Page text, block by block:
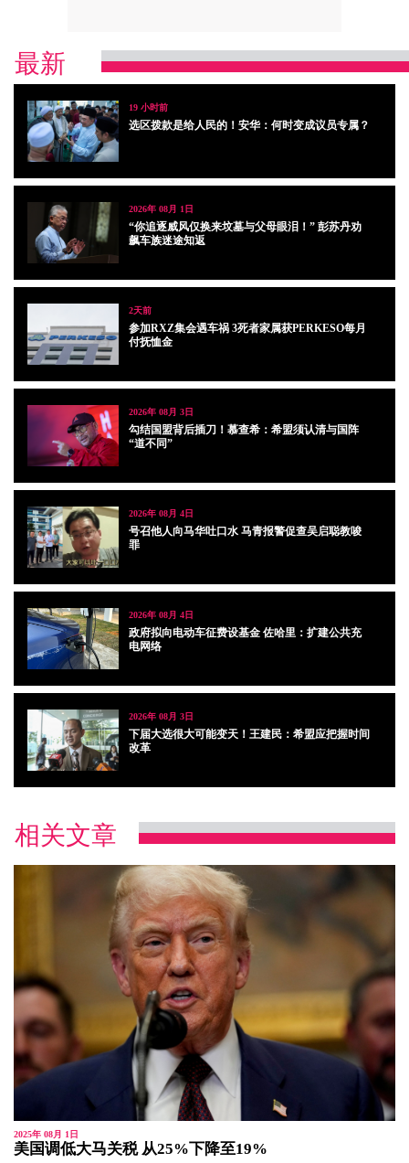
最新
19 小时前
选区拨款是给人民的！安华：何时变成议员专属？
2026年 08月 1日
“你追逐威风仅换来坟墓与父母眼泪！” 彭苏丹劝
飙车族迷途知返
2天前
参加RXZ集会遇车祸 3死者家属获PERKESO每月
付抚恤金
2026年 08月 3日
勾结国盟背后插刀！慕查希：希盟须认清与国阵
“道不同”
2026年 08月 4日
号召他人向马华吐口水 马青报警促查吴启聪教唆
罪
2026年 08月 4日
政府拟向电动车征费设基金 佐哈里：扩建公共充
电网络
2026年 08月 3日
下届大选很大可能变天！王建民：希盟应把握时间
改革
相关文章
2025年 08月 1日
美国调低大马关税 从25%下降至19%